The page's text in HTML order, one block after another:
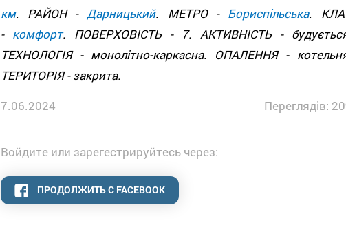
км. РАЙОН -Дарницький. МЕТРО - Бориспільська.
- комфорт. ПОВЕРХОВІСТЬ - 7. АКТИВНІСТЬ -
ТЕХНОЛОГІЯ - монолітно-каркасна. ОПАЛЕННЯ -
ТЕРИТОРІЯ - закрита.
7.06.2024
Переглядів:
Войдите или зарегестрируйтесь через:
ПРОДОЛЖИТЬ С FACEBOOK